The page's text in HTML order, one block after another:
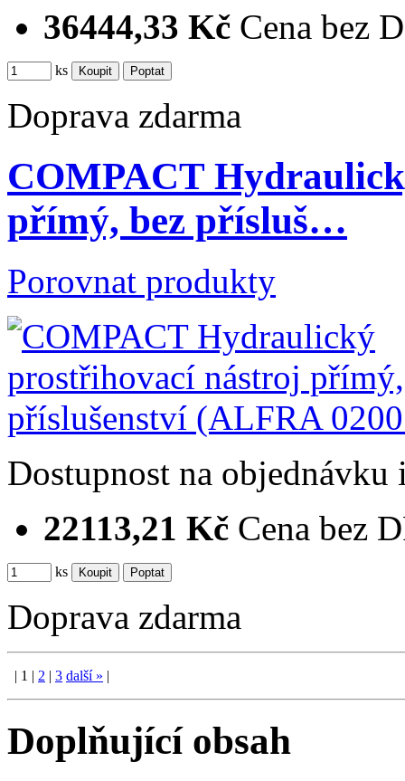
36444,33 Kč Cena bez
ks
Doprava zdarma
COMPACT
přímý, bez přísluš…
Porovnat produkty
Dostupnost na objednávku
22113,21 Kč Cena bez
ks
Doprava zdarma
| 1 | 2 | 3 další» |
Doplňující obsah